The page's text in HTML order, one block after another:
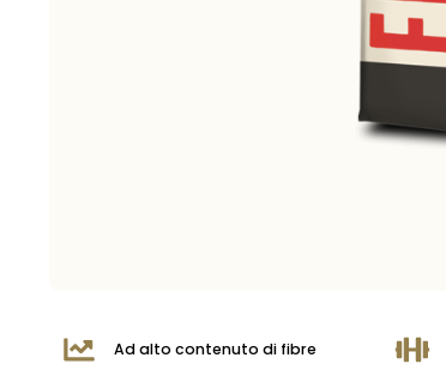
Ad alto contenuto di fibre